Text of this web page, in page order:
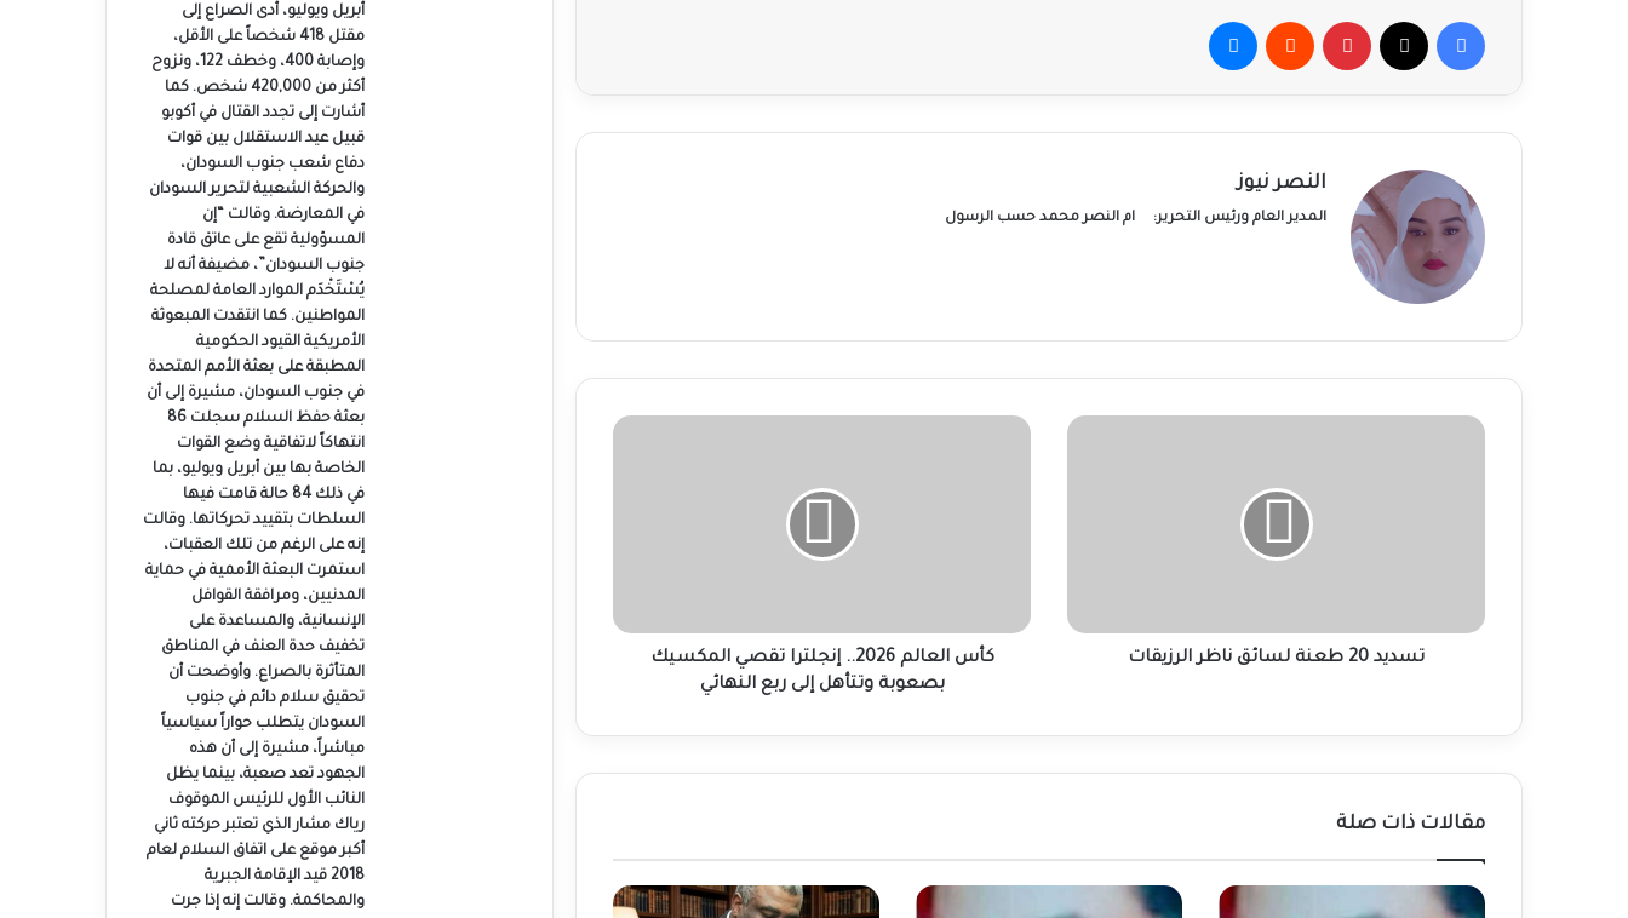
فيسبوك بينتيريست
النصر نيوز
المدير العام ورئيس التحرير: ام النصر محمد حسب الرسول
تسديد
تسديد 20 طعنة لسائق ناظر الرزيقات
كأس
إلى
كأس العالم 2026.. إنجلترا تقصي المكسيك
بصعوبة وتتأهل إلى ربع النهائي
مقالات ذات صلة
أبريل ويوليو، أدى الصراع إلى
مقتل 418 شخصاً على الأقل،
وإصابة 400، وخطف 122، ونزوح
أكثر من 420,000 شخص. كما
أشارت إلى تجدد القتال في أكوبو
قبيل عيد الاستقلال بين قوات
دفاع شعب جنوب السودان،
والحركة الشعبية لتحرير السودان
في المعارضة. وقالت “إن
المسؤولية تقع على عاتق قادة
جنوب السودان”، مضيفة أنه لا
يُسْتَخْدَم الموارد العامة لمصلحة
المواطنين. كما انتقدت المبعوثة
الأمريكية القيود الحكومية
المطبقة على بعثة الأمم المتحدة
في جنوب السودان، مشيرة إلى أن
بعثة حفظ السلام سجلت 86
انتهاكاً لاتفاقية وضع القوات
الخاصة بها بين أبريل ويوليو، بما
في ذلك 84 حالة قامت فيها
السلطات بتقييد تحركاتها. وقالت
إنه على الرغم من تلك العقبات،
استمرت البعثة الأممية في حماية
المدنيين، ومرافقة القوافل
الإنسانية، والمساعدة على
تخفيف حدة العنف في المناطق
المتأثرة بالصراع. وأوضحت أن
تحقيق سلام دائم في جنوب
السودان يتطلب حواراً سياسياً
مباشراً، مشيرة إلى أن هذه
الجهود تعد صعبة، بينما يظل
النائب الأول للرئيس الموقوف
رياك مشار الذي تعتبر حركته ثاني
أكبر موقع على اتفاق السلام لعام
2018 قيد الإقامة الجبرية
والمحاكمة. وقالت إنه إذا جرت